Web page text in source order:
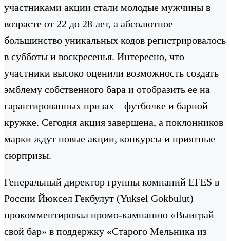
участниками акции стали молодые мужчины в
возрасте от 22 до 28 лет, а абсолютное
большинство уникальных кодов регистрировалось
в субботы и воскресенья. Интересно, что
участники высоко оценили возможность создать
эмблему собственного бара и отобразить ее на
гарантированных призах – футболке и барной
кружке. Сегодня акция завершена, а поклонников
марки ждут новые акции, конкурсы и приятные
сюрпризы.
Генеральный директор группы компаний EFES в
России Йюксел Гекбулут (Yuksel Gokbulut)
прокомментировал промо-кампанию «Выиграй
свой бар» в поддержку «Старого Мельника из